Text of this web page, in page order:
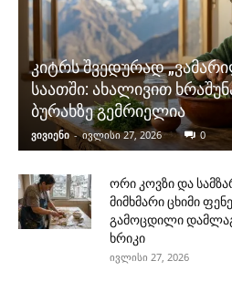
კიტრს შვედურად
საათში: ახალივით
ბურახზე გემრიელია
ვივიენი - ივლისი 27, 2026 0
ორი კოვზი და
მიმხმარი ცხიმი
გამოცდილი
ხრიკი
ივლისი 27, 2026